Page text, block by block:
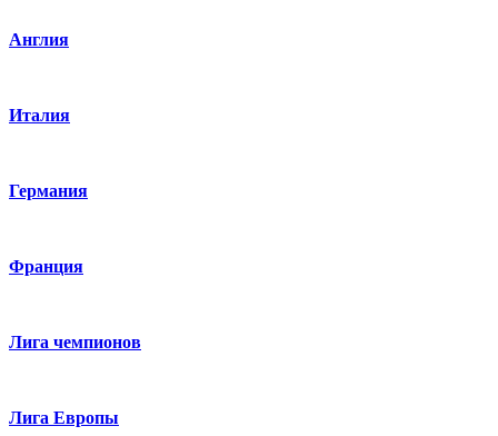
Англия
Италия
Германия
Франция
Лига чемпионов
Лига Европы